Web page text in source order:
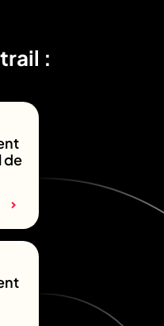
:
de